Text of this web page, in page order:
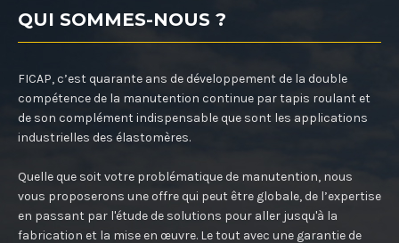
QUI SOMMES-NOUS ?
FICAP, c’est quarante ans de développement de la double
compétence de la manutention continue par tapis roulant et
de son complément indispensable que sont les applications
industrielles des élastomères.
Quelle que soit votre problématique de manutention, nous
vous proposerons une offre qui peut être globale, de l’expertise
en passant par l'étude de solutions pour aller jusqu'à la
fabrication et la mise en œuvre. Le tout avec une garantie de